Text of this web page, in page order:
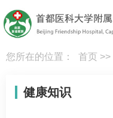
您所在的位置： 首页 >>
健康知识